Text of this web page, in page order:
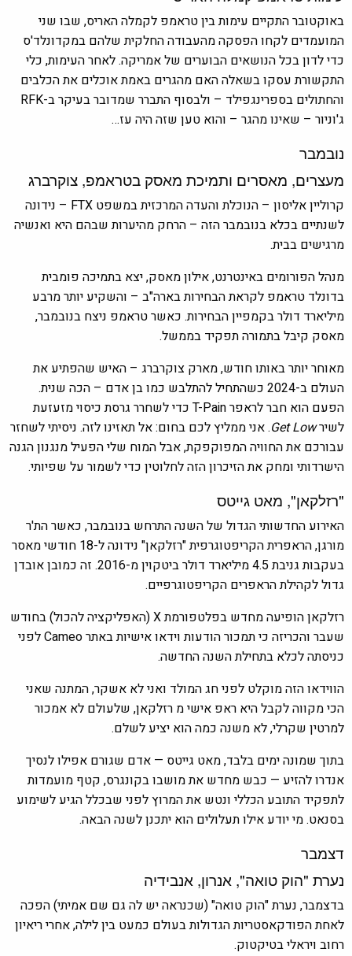
באוקטובר התקיים עימות בין טראמפ לקמלה האריס, שבו שני
המועמדים לקחו הפסקה מהעבודה החלקית שלהם במקדונלד'ס
כדי לדון בכל הנושאים הבוערים של אמריקה. לאחר העימות, כלי
התקשורת עסקו בשאלה האם מהגרים באמת אוכלים את הכלבים
והחתולים בספרינגפילד – ולבסוף התברר שמדובר בעיקר ב-RFK
ג'וניור – שאינו מהגר – והוא טען שזה היה עז…
נובמבר
מעצרים, מאסרים ותמיכת מאסק בטראמפ, צוקרברג
קרוליין אליסון – הנוכלת והעדה המרכזית במשפט FTX – נידונה
לשנתיים בכלא בנובמבר הזה – הרחק מהיערות שבהם היא ואנשיה
מרגישים בבית.
מנהל הפורומים באינטרנט, אילון מאסק, יצא בתמיכה פומבית
בדונלד טראמפ לקראת הבחירות בארה"ב – והשקיע יותר מרבע
מיליארד דולר בקמפיין הבחירות. כאשר טראמפ ניצח בנובמבר,
מאסק קיבל בתמורה תפקיד בממשל.
מאוחר יותר באותו חודש, מארק צוקרברג – האיש שהפתיע את
העולם ב-2024 כשהתחיל להתלבש כמו בן אדם – הכה שנית.
הפעם הוא חבר לראפר T-Pain כדי לשחרר גרסת כיסוי מזעזעת
לשירGet Low. אני ממליץ לכם בחום: אל תאזינו לזה. ניסיתי לשחזר
עבורכם את החוויה המפוקפקת, אבל המוח שלי הפעיל מנגנון הגנה
הישרדותי ומחק את הזיכרון הזה לחלוטין כדי לשמור על שפיותי.
"רזלקאן", מאט גייטס
האירוע החדשותי הגדול של השנה התרחש בנובמבר, כאשר הת'ר
מורגן, הראפרית הקריפטוגרפית "רזלקאן" נידונה ל-18 חודשי מאסר
בעקבות גניבת 4.5 מיליארד דולר ביטקוין מ-2016. זה כמובן אובדן
גדול לקהילת הראפרים הקריפטוגרפיים.
רזלקאן הופיעה מחדש בפלטפורמת X (האפליקציה להכול) בחודש
שעבר והכריזה כי תמכור הודעות וידאו אישיות באתר Cameo לפני
כניסתה לכלא בתחילת השנה החדשה.
הווידאו הזה מוקלט לפני חג המולד ואני לא אשקר, המתנה שאני
הכי מקווה לקבל היא ראפ אישי מ רזלקאן, שלעולם לא אמכור
למרטין שקרלי, לא משנה כמה הוא יציע לשלם.
בתוך שמונה ימים בלבד, מאט גייטס — אדם שגורם אפילו לנסיך
אנדרו להזיע — כבש מחדש את מושבו בקונגרס, קטף מועמדות
לתפקיד התובע הכללי ונטש את המרוץ לפני שבכלל הגיע לשימוע
בסנאט. מי יודע אילו תעלולים הוא יתכנן לשנה הבאה.
דצמבר
נערת "הוק טואה", אנרון, אנבידיה
בדצמבר, נערת "הוק טואה" (שכנראה יש לה גם שם אמיתי) הפכה
לאחת הפודקאסטריות הגדולות בעולם כמעט בין לילה, אחרי ריאיון
רחוב ויראלי בטיקטוק.